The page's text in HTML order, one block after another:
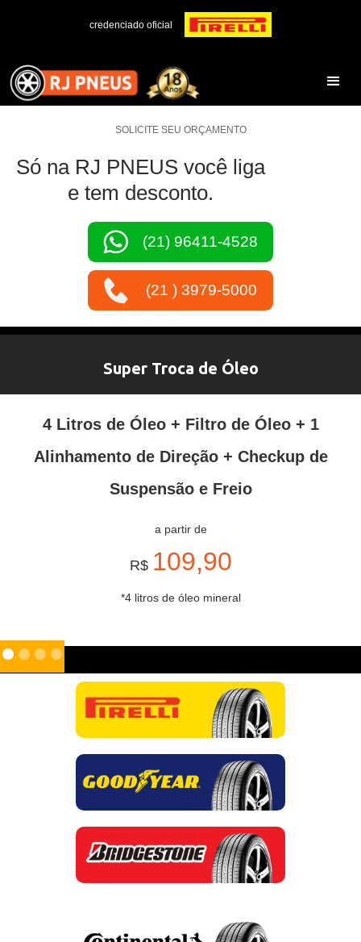
credenciado oficial
SOLICITE SEU ORÇAMENTO
Só na RJ PNEUS você liga
e tem desconto.
(21) 96411-4528
(21 ) 3979-5000
Super Troca de Óleo
4 Litros de Óleo + Filtro de Óleo + 1
Alinhamento de Direção + Checkup de
Suspensão e Freio
a partir de
R$ 109,90
*4 litros de óleo mineral